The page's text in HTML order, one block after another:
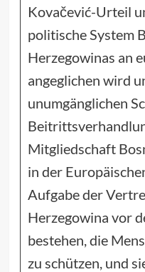
Kovačević-Urteil
politische System
Herzegowinas an
angeglichen wird
unumgänglichen
Mitgliedschaft
in der
Aufgabe der
Herzegowina vor
bestehen, die
zu schützen, und